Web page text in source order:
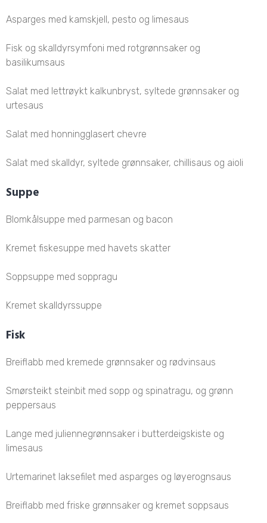
Asparges med kamskjell, pesto og limesaus
Fisk og skalldyrsymfoni med rotgrønnsaker og
basilikumsaus
Salat med lettrøykt kalkunbryst, syltede grønnsaker og
urtesaus
Salat med honningglasert chevre
Salat med skalldyr, syltede grønnsaker, chillisaus og aioli
Suppe
Blomkålsuppe med parmesan og bacon
Kremet fiskesuppe med havets skatter
Soppsuppe med soppragu
Kremet skalldyrssuppe
Fisk
Breiflabb med kremede grønnsaker og rødvinsaus
Smørsteikt steinbit med sopp og spinatragu, og grønn
peppersaus
Lange med juliennegrønnsaker i butterdeigskiste og
limesaus
Urtemarinet laksefilet med asparges og løyerognsaus
Breiflabb med friske grønnsaker og kremet soppsaus